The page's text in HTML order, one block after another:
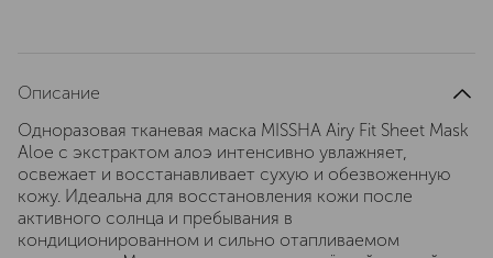
Описание
Одноразовая тканевая маска MISSHA Airy Fit Sheet Mask
Aloe с экстрактом алоэ интенсивно увлажняет,
освежает и восстанавливает сухую и обезвоженную
кожу. Идеальна для восстановления кожи после
активного солнца и пребывания в
кондиционированном и сильно отапливаемом